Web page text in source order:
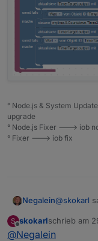
° Node.js & System
upgrade
° Node.js Fixer ---> iob
° Fixer ---> iob fix
Negalein@skokarl
S
Offline
skokarlschrieb am
zuletzt
@Negalein